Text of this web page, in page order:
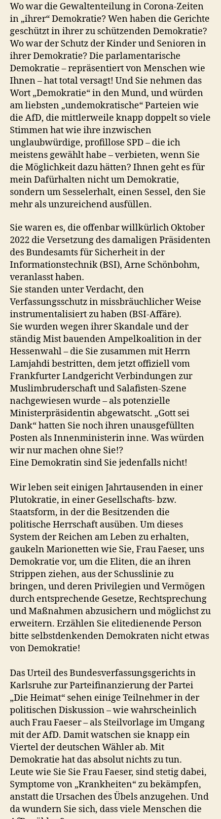
Wo war die Gewaltenteilung in Corona-Zeiten
in „ihrer“ Demokratie? Wen haben die Gerichte
geschützt in ihrer zu schützenden Demokratie?
Wo war der Schutz der Kinder und Senioren in
ihrer Demokratie? Die parlamentarische
Demokratie – repräsentiert von Menschen wie
Ihnen – hat total versagt! Und Sie nehmen das
Wort „Demokratie“ in den Mund, und würden
am liebsten „undemokratische“ Parteien wie
die AfD, die mittlerweile knapp doppelt so viele
Stimmen hat wie ihre inzwischen
unglaubwürdige, profillose SPD – die ich
meistens gewählt habe – verbieten, wenn Sie
die Möglichkeit dazu hätten? Ihnen geht es für
mein Dafürhalten nicht um Demokratie,
sondern um Sesselerhalt, einen Sessel, den Sie
mehr als unzureichend ausfüllen.
Sie waren es, die offenbar willkürlich Oktober
2022 die Versetzung des damaligen Präsidenten
des Bundesamts für Sicherheit in der
Informationstechnik (BSI), Arne Schönbohm,
veranlasst haben.
Sie standen unter Verdacht, den
Verfassungsschutz in missbräuchlicher Weise
instrumentalisiert zu haben (BSI-Affäre).
Sie wurden wegen ihrer Skandale und der
ständig Mist bauenden Ampelkoalition in der
Hessenwahl – die Sie zusammen mit Herrn
Lamjahdi bestritten, dem jetzt offiziell vom
Frankfurter Landgericht Verbindungen zur
Muslimbruderschaft und Salafisten-Szene
nachgewiesen wurde – als potenzielle
Ministerpräsidentin abgewatscht. „Gott sei
Dank“ hatten Sie noch ihren unausgefüllten
Posten als Innenministerin inne. Was würden
wir nur machen ohne Sie!?
Eine Demokratin sind Sie jedenfalls nicht!
Wir leben seit einigen Jahrtausenden in einer
Plutokratie, in einer Gesellschafts- bzw.
Staatsform, in der die Besitzenden die
politische Herrschaft ausüben. Um dieses
System der Reichen am Leben zu erhalten,
gaukeln Marionetten wie Sie, Frau Faeser, uns
Demokratie vor, um die Eliten, die an ihren
Strippen ziehen, aus der Schusslinie zu
bringen, und deren Privilegien und Vermögen
durch entsprechende Gesetze, Rechtsprechung
und Maßnahmen abzusichern und möglichst zu
erweitern. Erzählen Sie elitedienende Person
bitte selbstdenkenden Demokraten nicht etwas
von Demokratie!
Das Urteil des Bundesverfassungsgerichts in
Karlsruhe zur Parteifinanzierung der Partei
„Die Heimat“ sehen einige Teilnehmer in der
politischen Diskussion – wie wahrscheinlich
auch Frau Faeser – als Steilvorlage im Umgang
mit der AfD. Damit watschen sie knapp ein
Viertel der deutschen Wähler ab. Mit
Demokratie hat das absolut nichts zu tun.
Leute wie Sie Sie Frau Faeser, sind stetig dabei,
Symptome von „Krankheiten“ zu bekämpfen,
anstatt die Ursachen des Übels anzugehen. Und
da wundern Sie sich, dass viele Menschen die